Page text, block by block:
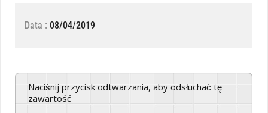
Data : 08/04/2019
Naciśnij przycisk odtwarzania, aby odsłuchać tę
zawartość